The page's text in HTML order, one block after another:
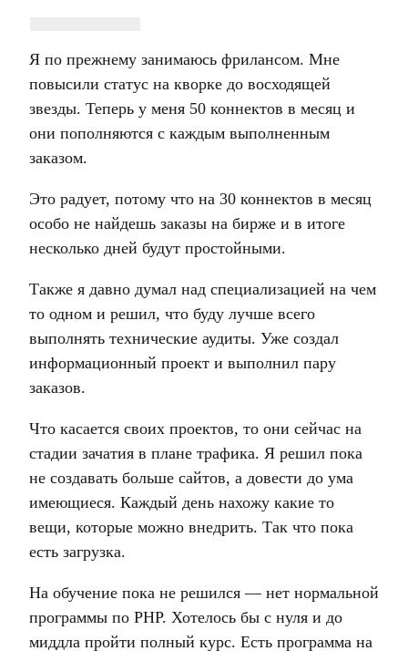
Я по прежнему занимаюсь фрилансом. Мне
повысили статус на кворке до восходящей
звезды. Теперь у меня 50 коннектов в месяц и
они пополняются с каждым выполненным
заказом.
Это радует, потому что на 30 коннектов в месяц
особо не найдешь заказы на бирже и в итоге
несколько дней будут простойными.
Также я давно думал над специализацией на чем
то одном и решил, что буду лучше всего
выполнять технические аудиты. Уже создал
информационный проект и выполнил пару
заказов.
Что касается своих проектов, то они сейчас на
стадии зачатия в плане трафика. Я решил пока
не создавать больше сайтов, а довести до ума
имеющиеся. Каждый день нахожу какие то
вещи, которые можно внедрить. Так что пока
есть загрузка.
На обучение пока не решился — нет нормальной
программы по PHP. Хотелось бы с нуля и до
миддла пройти полный курс. Есть программа на